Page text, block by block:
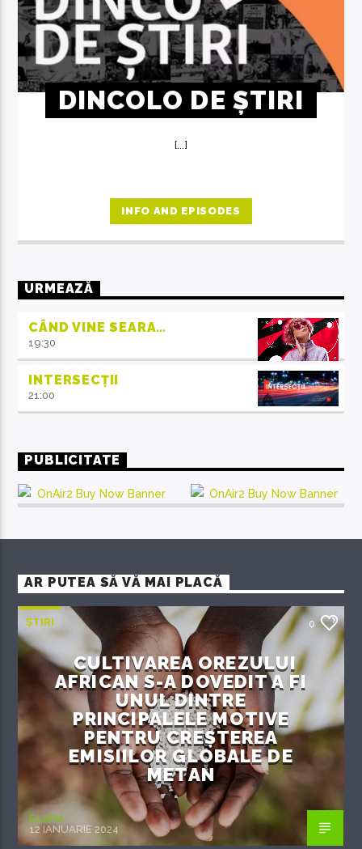
DINCOLO DE ȘTIRI
[...]
INFO AND EPISODES
URMEAZĂ
CÂND VINE SEARA…
19:30
INTERSECȚII
21:00
PUBLICITATE
AR PUTEA SĂ VĂ MAI PLACĂ
ȘTIRI 0
CULTIVAREA OREZULUI
AFRICAN S-A DOVEDIT A FI
UNUL DINTRE
PRINCIPALELE MOTIVE
PENTRU CREȘTEREA
EMISIILOR GLOBALE DE
METAN
EcoFM
12 IANUARIE 2024